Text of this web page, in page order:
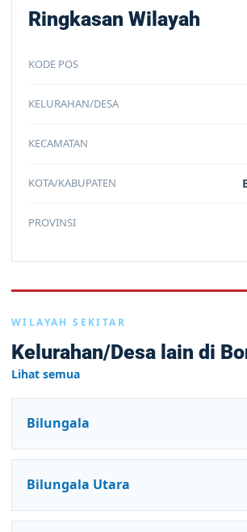
Ringkasan Wilayah
KODE POS
KELURAHAN/DESA
KECAMATAN
KOTA/KABUPATEN
PROVINSI
WILAYAH SEKITAR
Kelurahan/Desa lain di
Lihat semua
Bilungala
Bilungala Utara